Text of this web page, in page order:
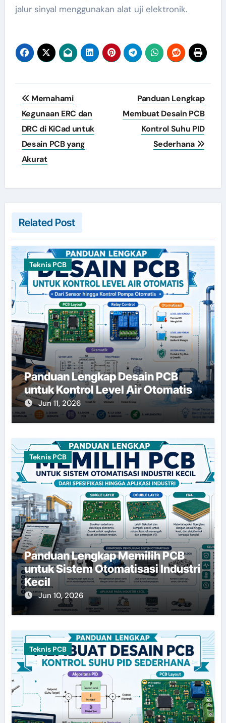
jalur sinyal menggunakan alat uji elektronik.
Post
navigation
Memahami
Kegunaan ERC dan
DRC di KiCad untuk
Desain PCB yang
Akurat
Panduan Lengkap
Membuat Desain PCB
Kontrol Suhu PID
Sederhana
Related Post
Teknis PCB
Panduan Lengkap Desain PCB
untuk Kontrol Level Air Otomatis
Jun 11, 2026
Teknis PCB
Panduan Lengkap Memilih PCB
untuk Sistem Otomatisasi Industri
Kecil
Jun 10, 2026
Teknis PCB